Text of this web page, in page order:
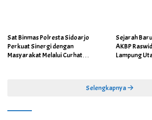
Sat Binmas Polresta Sidoarjo
Perkuat Sinergi dengan
Masyarakat Melalui Curhat
Sejarah
AKBP
Lampung
Selengkapnya